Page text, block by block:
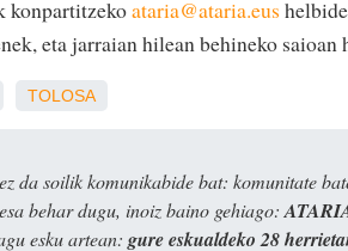
konpartitzekoataria@ataria.eus
eta jarraian hilean behineko
TOLOSA
da soilik komunikabide bat: komunitate
behar dugu, inoiz baino gehiago:
esku artean: gure eskualdeko 28